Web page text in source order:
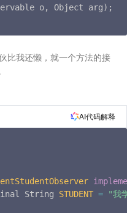
o, Object arg) ;
AI代码解释
String STUDENT =
"我学